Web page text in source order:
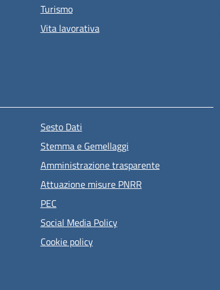
Turismo
Vita lavorativa
Sesto Dati
Stemma e Gemellaggi
Amministrazione trasparente
Attuazione misure PNRR
PEC
Social Media Policy
Cookie policy